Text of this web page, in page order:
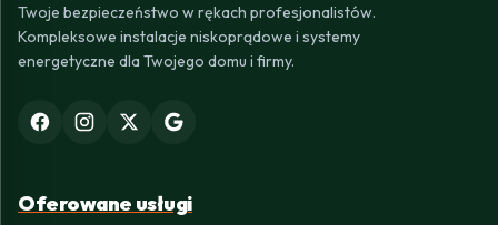
Twoje bezpieczeństwo w rękach profesjonalistów.
Kompleksowe instalacje niskoprądowe i systemy
energetyczne dla Twojego domu i firmy.
Oferowane usługi